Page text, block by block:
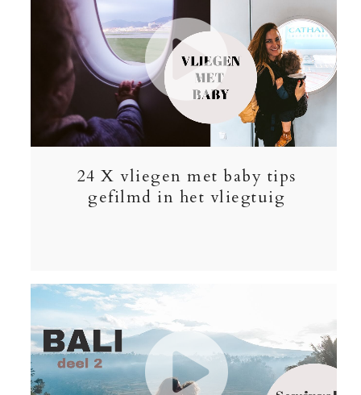
24 X vliegen met baby tips
gefilmd in het vliegtuig